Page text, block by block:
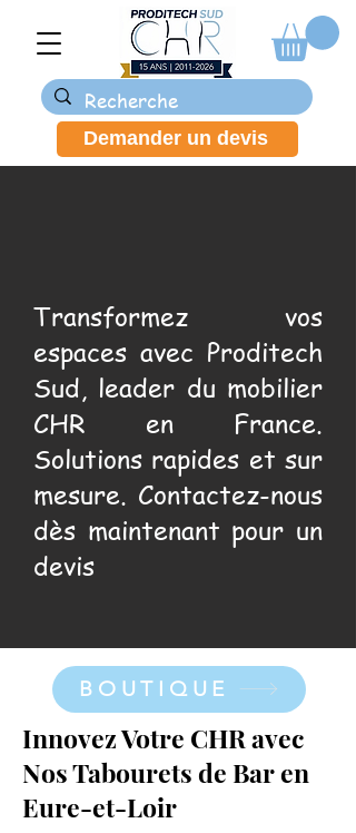
Demander un devis
Transformez vos
espaces avec Proditech
Sud, leader du mobilier
CHR en France.
Solutions rapides et sur
mesure. Contactez-nous
dès maintenant pour un
devis
BOUTIQUE
Innovez Votre CHR avec
Nos Tabourets de Bar en
Eure-et-Loir